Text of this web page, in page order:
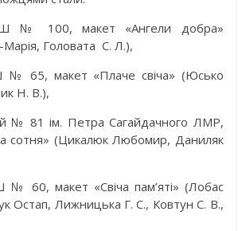
№ 100, макет «Ангели добра»
Головата С. Л.),
№ 65, макет «Плаче свіча» (Юсько
Н. В.),
№ 81 ім. Петра Сагайдачного ЛМР,
сотня» (Цикалюк Любомир, Даниляк
№ 60, макет «Свіча пам’яті» (Лобас
Остап, Лижницька Г. С., Ковтун С. В.,